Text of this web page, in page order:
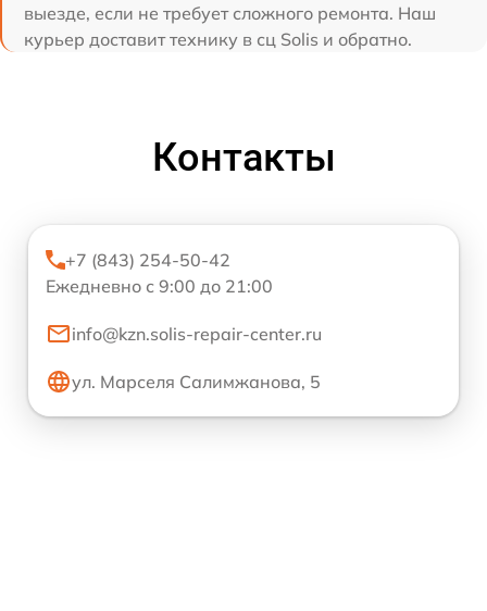
выезде, если не требует сложного ремонта. Наш
курьер доставит технику в сц Solis и обратно.
Контакты
+7 (843) 254-50-42
Ежедневно с 9:00 до 21:00
info@kzn.solis-repair-center.ru
ул. Марселя Салимжанова, 5